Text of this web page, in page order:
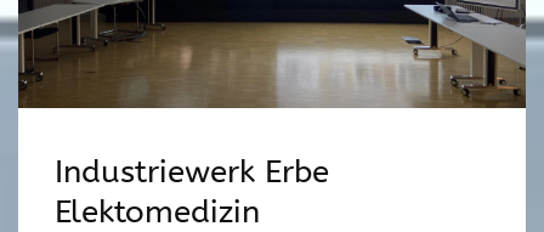
Industriewerk Erbe
Elektomedizin